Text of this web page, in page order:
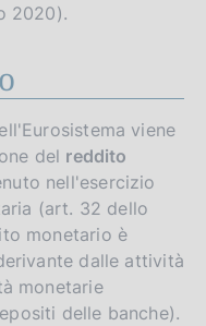
2020).
viene
del reddito
nell'esercizio
(art. 32 dello
monetario è
dalle attività
monetarie
delle banche).